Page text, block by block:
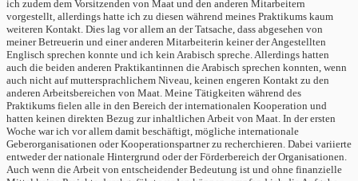
ich zudem dem Vorsitzenden von Maat und den anderen Mitarbeitern
vorgestellt, allerdings hatte ich zu diesen während meines Praktikums kaum
weiteren Kontakt. Dies lag vor allem an der Tatsache, dass abgesehen von
meiner Betreuerin und einer anderen Mitarbeiterin keiner der Angestellten
Englisch sprechen konnte und ich kein Arabisch spreche. Allerdings hatten
auch die beiden anderen Praktikantinnen die Arabisch sprechen konnten, wenn
auch nicht auf muttersprachlichem Niveau, keinen engeren Kontakt zu den
anderen Arbeitsbereichen von Maat. Meine Tätigkeiten während des
Praktikums fielen alle in den Bereich der internationalen Kooperation und
hatten keinen direkten Bezug zur inhaltlichen Arbeit von Maat. In der ersten
Woche war ich vor allem damit beschäftigt, mögliche internationale
Geberorganisationen oder Kooperationspartner zu recherchieren. Dabei variierte
entweder der nationale Hintergrund oder der Förderbereich der Organisationen.
Auch wenn die Arbeit von entscheidender Bedeutung ist und ohne finanzielle